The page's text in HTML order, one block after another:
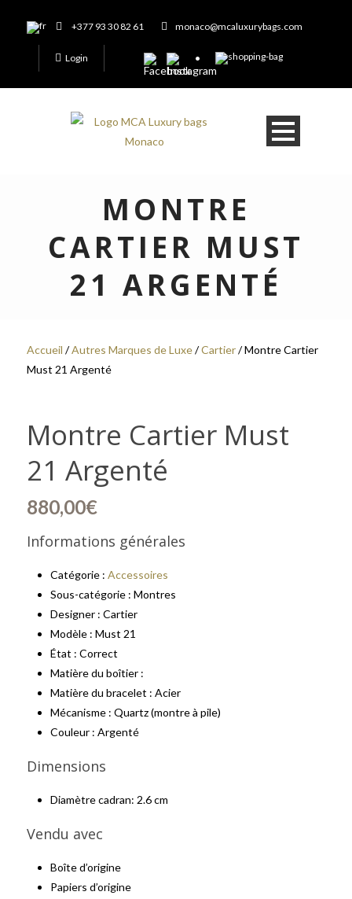
+377 93 30 82 61 monaco@mcaluxurybags.com
Login
MONTRE
CARTIER MUST
21 ARGENTÉ
Accueil /Autres Marques de Luxe/Cartier/ Montre Cartier
Must 21 Argenté
Montre Cartier Must
21 Argenté
880,00€
Informations générales
Catégorie : Accessoires
Sous-catégorie : Montres
Designer : Cartier
Modèle : Must 21
État : Correct
Matière du boîtier :
Matière du bracelet : Acier
Mécanisme : Quartz (montre à pile)
Couleur : Argenté
Dimensions
Diamètre cadran: 2.6 cm
Vendu avec
Boîte d’origine
Papiers d’origine